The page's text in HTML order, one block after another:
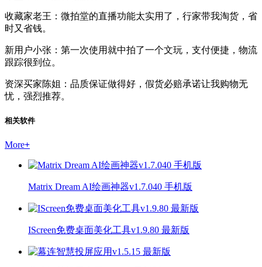
收藏家老王：微拍堂的直播功能太实用了，行家带我淘货，省
时又省钱。
新用户小张：第一次使用就中拍了一个文玩，支付便捷，物流
跟踪很到位。
资深买家陈姐：品质保证做得好，假货必赔承诺让我购物无
忧，强烈推荐。
相关软件
More+
Matrix Dream AI绘画神器v1.7.040 手机版
IScreen免费桌面美化工具v1.9.80 最新版